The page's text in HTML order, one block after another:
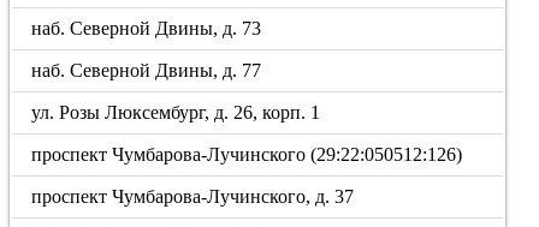
наб. Северной Двины, д. 73
наб. Северной Двины, д. 77
ул. Розы Люксембург, д. 26, корп. 1
проспект Чумбарова-Лучинского (29:22:050512:126)
проспект Чумбарова-Лучинского, д. 37